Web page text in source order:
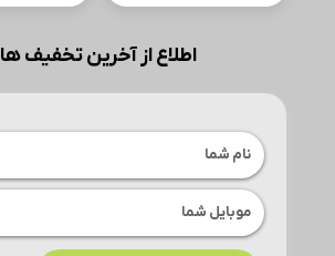
اطلاع از آخرین تخفیف ها